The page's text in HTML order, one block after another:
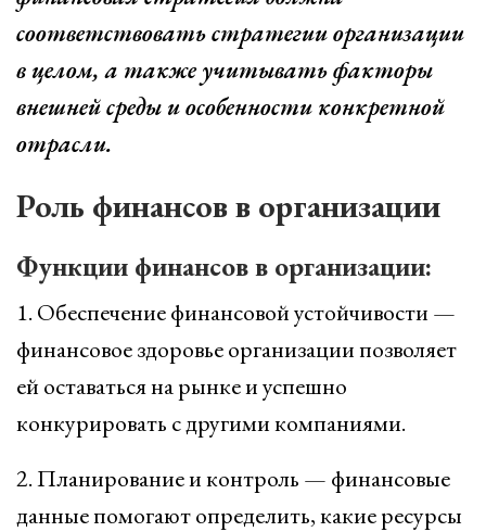
соответствовать стратегии организации
в целом, а также учитывать факторы
внешней среды и особенности конкретной
отрасли.
Роль финансов в организации
Функции финансов в организации:
1. Обеспечение финансовой устойчивости —
финансовое здоровье организации позволяет
ей оставаться на рынке и успешно
конкурировать с другими компаниями.
2. Планирование и контроль — финансовые
данные помогают определить, какие ресурсы